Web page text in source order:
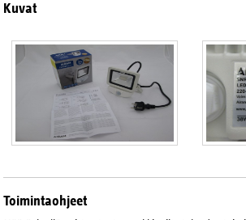
Kuvat
Toimintaohjeet